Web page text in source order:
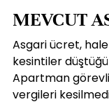
MEVCUT
Asgari ücret,
kesintiler
Apartman
vergileri